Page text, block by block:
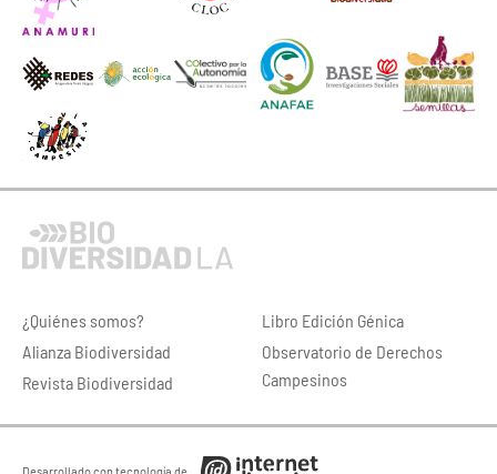
¿Quiénes somos?
Alianza Biodiversidad
Revista Biodiversidad
Libro Edición Génica
Observatorio de Derechos
Campesinos